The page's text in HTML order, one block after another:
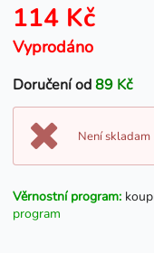
114 Kč
Vyprodáno
Doručení od89 Kč
Není skladam
Věrnostní program:
program